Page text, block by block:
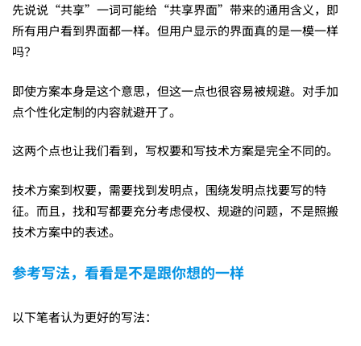
先说说“共享”一词可能给“共享界面”带来的通用含义，即
所有用户看到界面都一样。但用户显示的界面真的是一模一样
吗？
即使方案本身是这个意思，但这一点也很容易被规避。对手加
点个性化定制的内容就避开了。
这两个点也让我们看到，写权要和写技术方案是完全不同的。
技术方案到权要，需要找到发明点，围绕发明点找要写的特
征。而且，找和写都要充分考虑侵权、规避的问题，不是照搬
技术方案中的表述。
参考写法，看看是不是跟你想的一样
以下笔者认为更好的写法：